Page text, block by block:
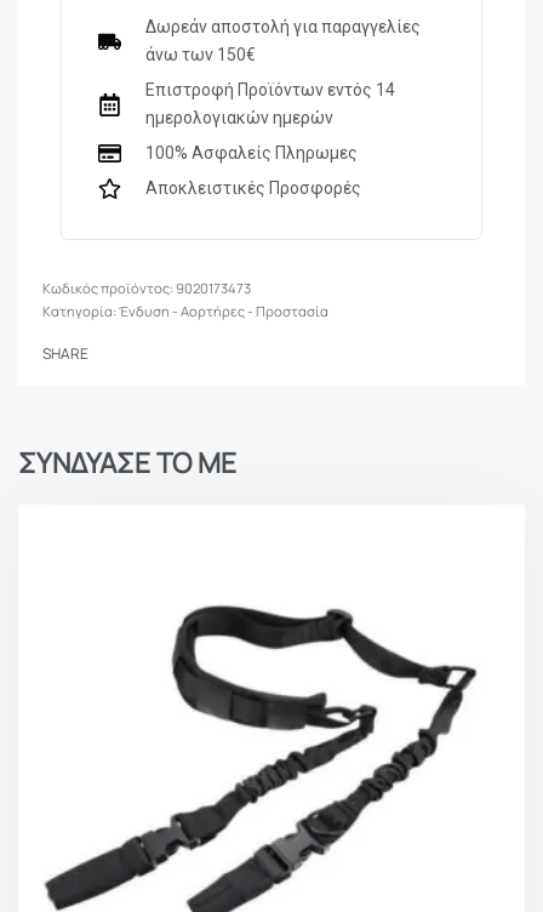
μειώνεται σημαντικά.Δωρεάν αποστολή για παραγγελίες
άνω των 150€
Επιστροφή Προϊόντων εντός 14
ημερολογιακών ημερών
100% Ασφαλείς Πληρωμες
Αποκλειστικές Προσφορές
9020173473
Κατηγορία:Ένδυση - Αορτήρες - Προστασία
SHARE
ΣΥΝΔΥΑΣΕ ΤΟ ΜΕ